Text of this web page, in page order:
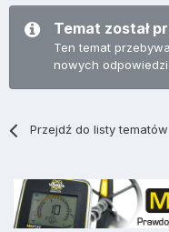
Temat został
Ten temat
nowych
Przejdź do listy tematów